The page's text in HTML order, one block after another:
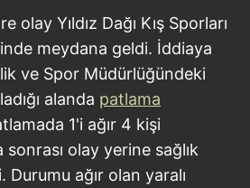
olay Yıldız Dağı Kış Sporları
meydana geldi. İddiaya
ve Spor Müdürlüğündeki
alanda patlama
1'i ağır 4 kişi
sonrası olay yerine sağlık
ağır olan yaralı